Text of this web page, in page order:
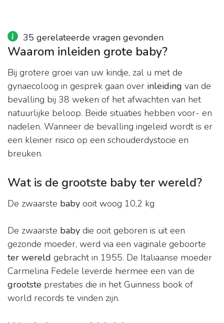
35 gerelateerde vragen gevonden
Waarom inleiden grote baby?
Bij grotere groei van uw kindje, zal u met de
gynaecoloog in gesprek gaan over inleiding van de
bevalling bij 38 weken of het afwachten van het
natuurlijke beloop. Beide situaties hebben voor- en
nadelen. Wanneer de bevalling ingeleid wordt is er
een kleiner risico op een schouderdystocie en
breuken.
Wat is de grootste baby ter wereld?
De zwaarste baby ooit woog 10,2 kg
De zwaarste baby die ooit geboren is uit een
gezonde moeder, werd via een vaginale geboorte
ter wereld gebracht in 1955. De Italiaanse moeder
Carmelina Fedele leverde hiermee een van de
grootste prestaties die in het Guinness book of
world records te vinden zijn.